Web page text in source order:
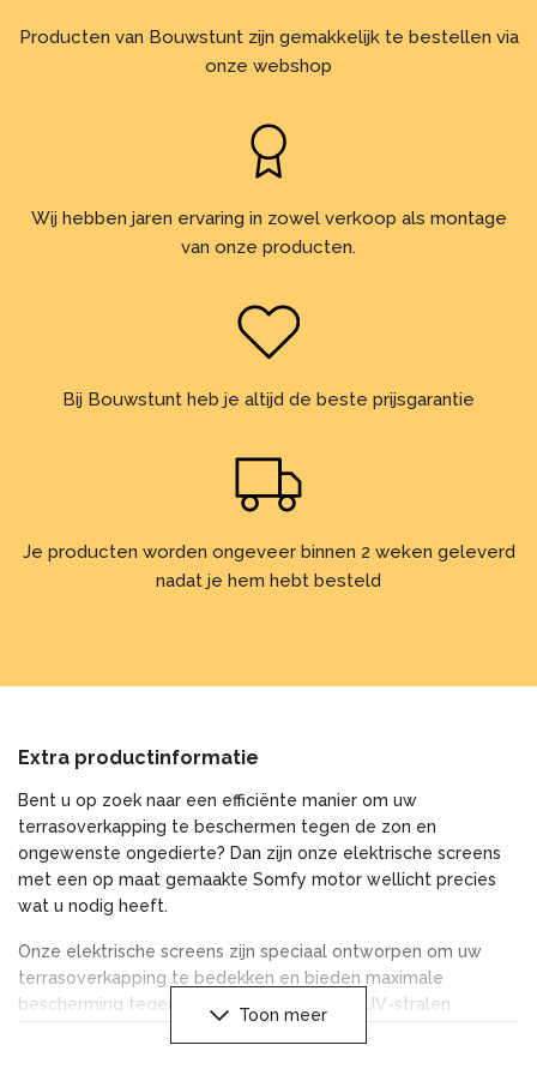
Producten van Bouwstunt zijn gemakkelijk te bestellen via
onze webshop
Wij hebben jaren ervaring in zowel verkoop als montage
van onze producten.
Bij Bouwstunt heb je altijd de beste prijsgarantie
Je producten worden ongeveer binnen 2 weken geleverd
nadat je hem hebt besteld
Extra productinformatie
Bent u op zoek naar een efficiënte manier om uw
terrasoverkapping te beschermen tegen de zon en
ongewenste ongedierte? Dan zijn onze elektrische screens
met een op maat gemaakte Somfy motor wellicht precies
wat u nodig heeft.
Onze elektrische screens zijn speciaal ontworpen om uw
terrasoverkapping te bedekken en bieden maximale
bescherming tegen de zon en schadelijke UV-stralen.
Toon meer